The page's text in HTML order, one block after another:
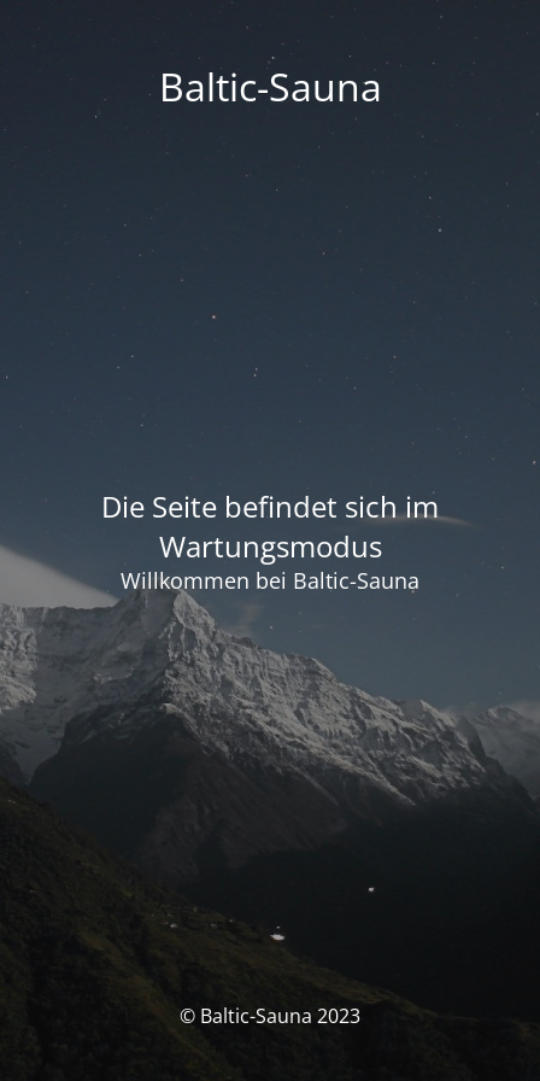
Baltic-Sauna
Die Seite befindet sich im
Wartungsmodus
Willkommen bei Baltic-Sauna
© Baltic-Sauna 2023